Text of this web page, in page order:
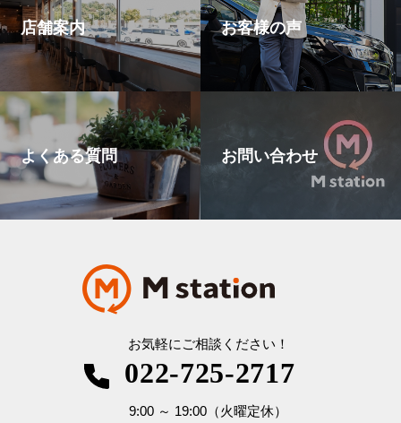
店舗案内 お客様の声
よくある質問 お問い合わせ
お気軽にご相談ください！
022-725-2717
9:00～ 19:00（火曜定休）